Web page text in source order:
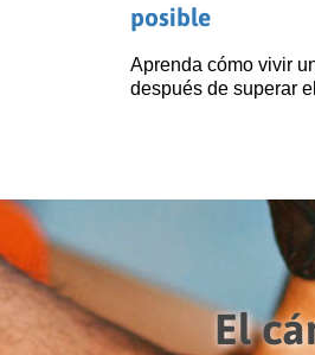
posible
Aprenda cómo vivir
después de superar
El